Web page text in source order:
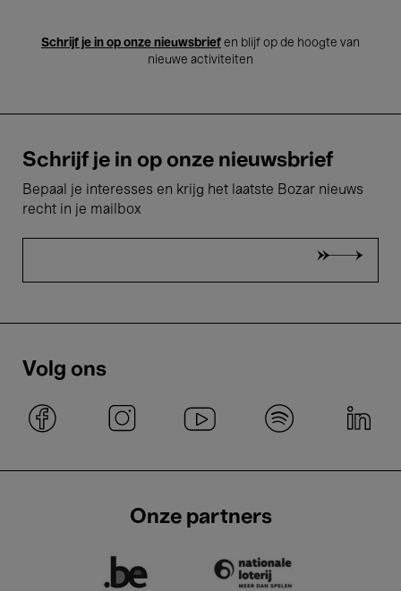
Schrijf je in op onze nieuwsbrief en blijf op de hoogte van
nieuwe activiteiten
Schrijf je in op onze nieuwsbrief
Bepaal je interesses en krijg het laatste Bozar nieuws
recht in je mailbox
Volg ons
Onze partners